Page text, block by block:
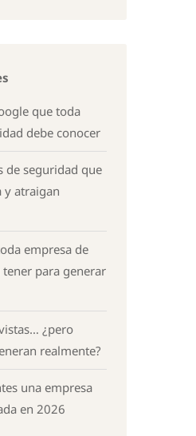
que toda
debe conocer
de seguridad que
y atraigan
empresa de
para generar
¿pero
realmente?
una empresa
en 2026